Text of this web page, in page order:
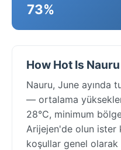
73%
How Hot Is
Nauru, June ayında
— ortalama
28°C, minimum
Arijejen'de olun ister
koşullar genel olarak